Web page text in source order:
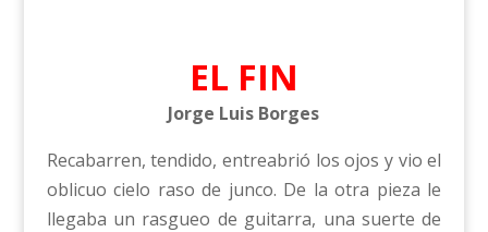
EL FIN
Jorge Luis Borges
Recabarren, tendido, entreabrió los ojos y vio el
oblicuo cielo raso de junco. De la otra pieza le
llegaba un rasgueo de guitarra, una suerte de